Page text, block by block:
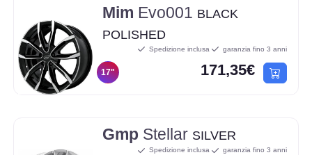
Mim Evo001 BLACK
POLISHED
17"
Spedizione inclusa garanzia fino 3 anni
171,35€
Gmp Stellar SILVER
Spedizione inclusa garanzia fino 3 anni